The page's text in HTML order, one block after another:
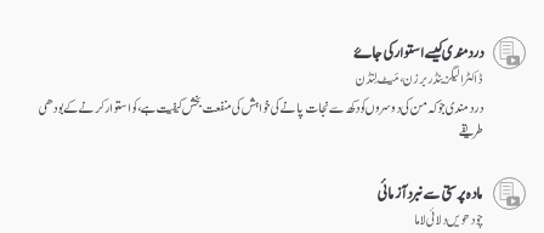
درد مندی کیسے استوار کی جاۓ
ڈاکٹر الیگزینڈر برزن ، مَیٹ لِنڈن
درد مندی جو کہ من کی دوسروں کو دکھ سے نجات پانے کی خواہش کی منفعت بخش کیفیت ہے، کو استوار کرنے کے بودھی
طریقے
مادہ پرستی سے نبرد آزمائی
چودھویں دلائی لاما